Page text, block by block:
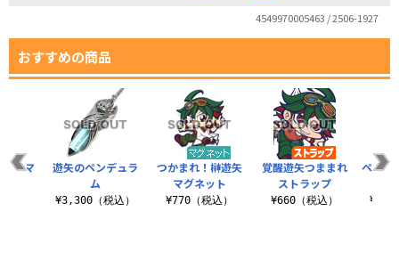
4549970005463 / 2506-1927
おすすめの商品
つかまれ！榊遊矢
マグネット
¥770（税込）
覚醒遊矢つままれ
ストラップ
¥660（税込）
ペンデ
スマ
遊矢のペンデュラ
ム
¥3,300（税込）